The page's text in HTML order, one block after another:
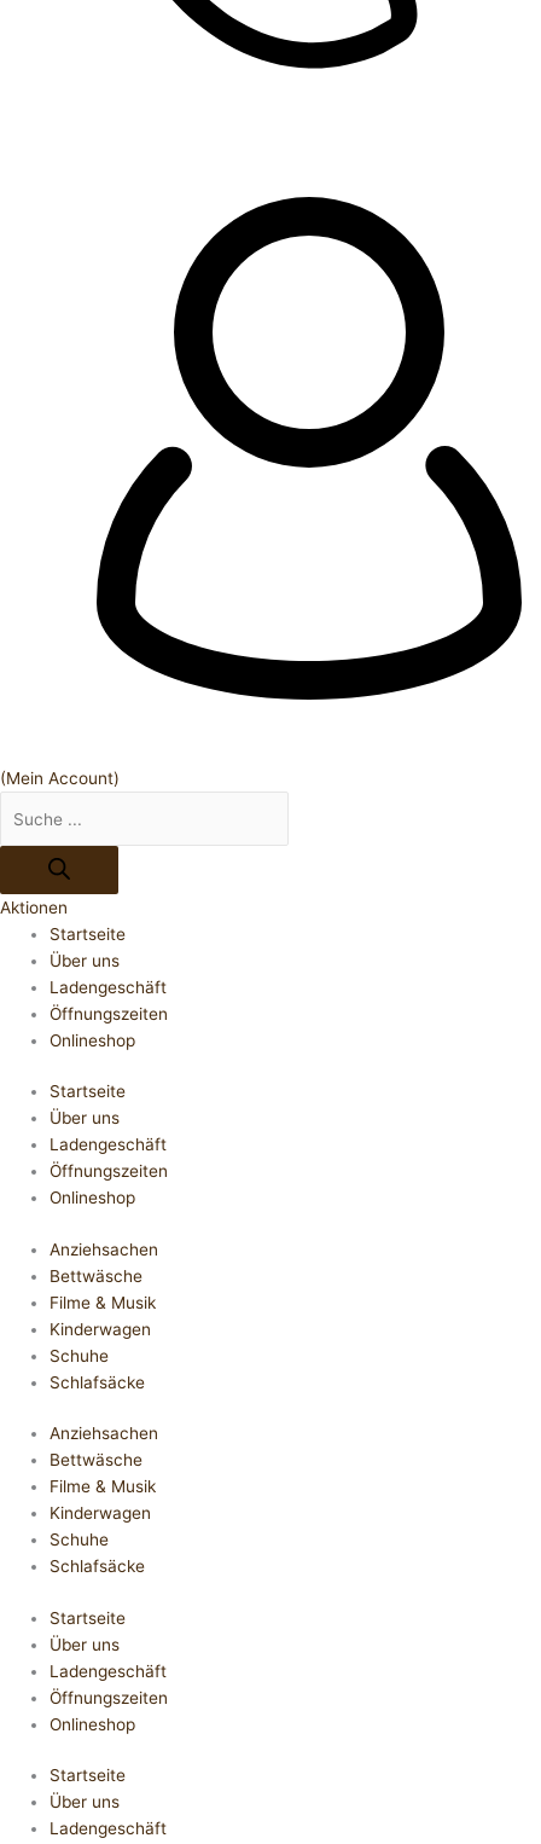
(Mein Account)
Aktionen
Startseite
Über uns
Ladengeschäft
Öffnungszeiten
Onlineshop
Startseite
Über uns
Ladengeschäft
Öffnungszeiten
Onlineshop
Anziehsachen
Bettwäsche
Filme & Musik
Kinderwagen
Schuhe
Schlafsäcke
Anziehsachen
Bettwäsche
Filme & Musik
Kinderwagen
Schuhe
Schlafsäcke
Startseite
Über uns
Ladengeschäft
Öffnungszeiten
Onlineshop
Startseite
Über uns
Ladengeschäft